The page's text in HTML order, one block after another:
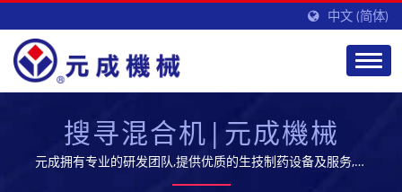
中文 (简体)
搜寻混合机|元成機械
元成拥有专业的研发团队,提供优质的生技制药设备及服务,开
拓全球市场